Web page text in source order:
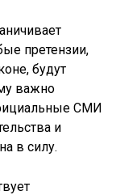
претензии,
будут
важно
СМИ
и
в силу.